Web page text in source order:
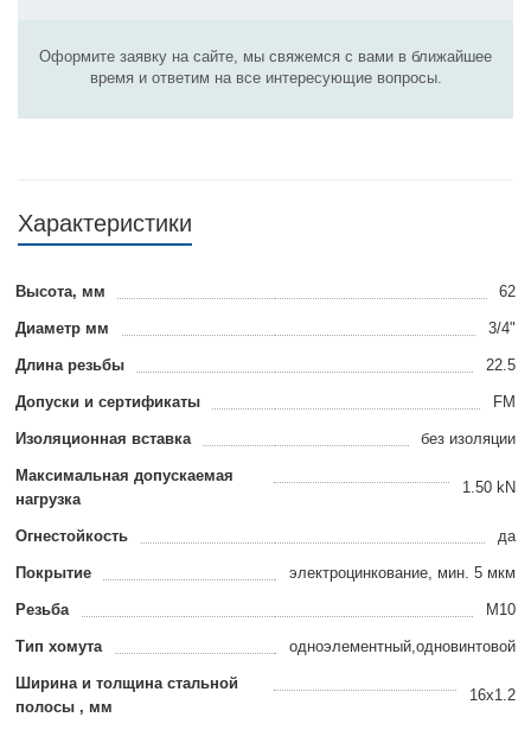
Оформите заявку на сайте, мы свяжемся с вами в ближайшее
время и ответим на все интересующие вопросы.
Характеристики
Высота, мм 62
Диаметр мм 3/4"
Длина резьбы 22.5
Допуски и сертификаты FM
Изоляционная вставка без изоляции
Максимальная допускаемая
нагрузка
1.50 kN
Огнестойкость да
Покрытие электроцинкование, мин. 5 мкм
Резьба M10
Тип хомута одноэлементный,одновинтовой
Ширина и толщина стальной
полосы , мм
16x1.2